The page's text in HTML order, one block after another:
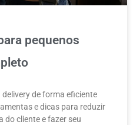
pequenos
de forma eficiente
e dicas para reduzir
do cliente e fazer seu